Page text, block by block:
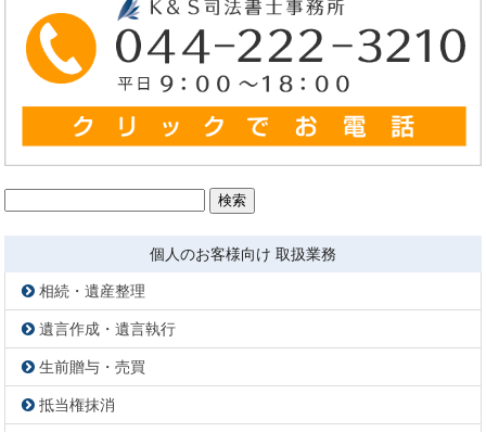
検
索:
個人のお客様向け 取扱業務
相続・遺産整理
遺言作成・遺言執行
生前贈与・売買
抵当権抹消